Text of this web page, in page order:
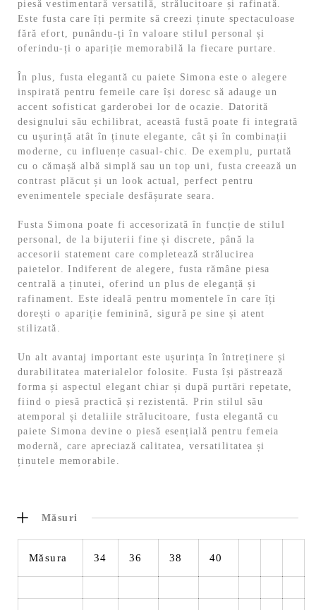
piesă vestimentară versatilă, strălucitoare și rafinată.
Este fusta care îți permite să creezi ținute spectaculoase
fără efort, punându-ți în valoare stilul personal și
oferindu-ți o apariție memorabilă la fiecare purtare.
În plus, fusta elegantă cu paiete Simona este o alegere
inspirată pentru femeile care își doresc să adauge un
accent sofisticat garderobei lor de ocazie. Datorită
designului său echilibrat, această fustă poate fi integrată
cu ușurință atât în ținute elegante, cât și în combinații
moderne, cu influențe casual-chic. De exemplu, purtată
cu o cămașă albă simplă sau un top uni, fusta creează un
contrast plăcut și un look actual, perfect pentru
evenimentele speciale desfășurate seara.
Fusta Simona poate fi accesorizată în funcție de stilul
personal, de la bijuterii fine și discrete, până la
accesorii statement care completează strălucirea
paietelor. Indiferent de alegere, fusta rămâne piesa
centrală a ținutei, oferind un plus de eleganță și
rafinament. Este ideală pentru momentele în care îți
dorești o apariție feminină, sigură pe sine și atent
stilizată.
Un alt avantaj important este ușurința în întreținere și
durabilitatea materialelor folosite. Fusta își păstrează
forma și aspectul elegant chiar și după purtări repetate,
fiind o piesă practică și rezistentă. Prin stilul său
atemporal și detaliile strălucitoare, fusta elegantă cu
paiete Simona devine o piesă esențială pentru femeia
modernă, care apreciază calitatea, versatilitatea și
ținutele memorabile.
Măsuri
Măsura 34 36 38 40